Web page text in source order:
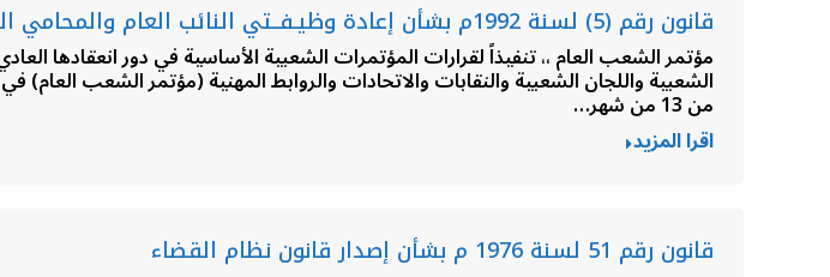
قانون رقم (5) لسنة 1992م بشأن إعادة وظيـفــتي النائب العام والمحامي العام
من 13 من شهر…
اقرا المزيد
قانون رقم 51 لسنة 1976 م بشأن إصدار قانون نظام القضاء